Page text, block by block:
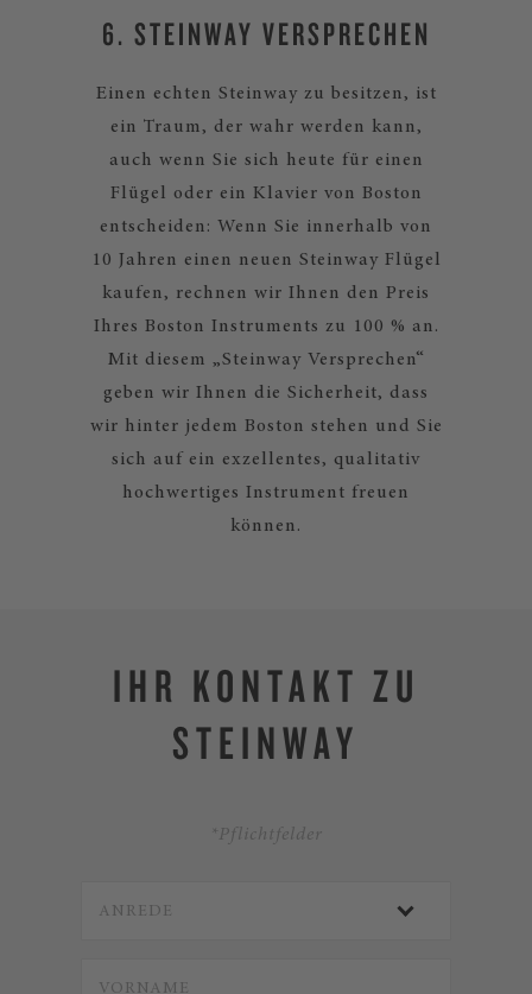
6. STEINWAY VERSPRECHEN
Einen echten Steinway zu besitzen, ist
ein Traum, der wahr werden kann,
auch wenn Sie sich heute für einen
Flügel oder ein Klavier von Boston
entscheiden: Wenn Sie innerhalb von
10 Jahren einen neuen Steinway Flügel
kaufen, rechnen wir Ihnen den Preis
Ihres Boston Instruments zu 100 % an.
Mit diesem „Steinway Versprechen“
geben wir Ihnen die Sicherheit, dass
wir hinter jedem Boston stehen und Sie
sich auf ein exzellentes, qualitativ
hochwertiges Instrument freuen
können.
IHR KONTAKT ZU
STEINWAY
*Pflichtfelder